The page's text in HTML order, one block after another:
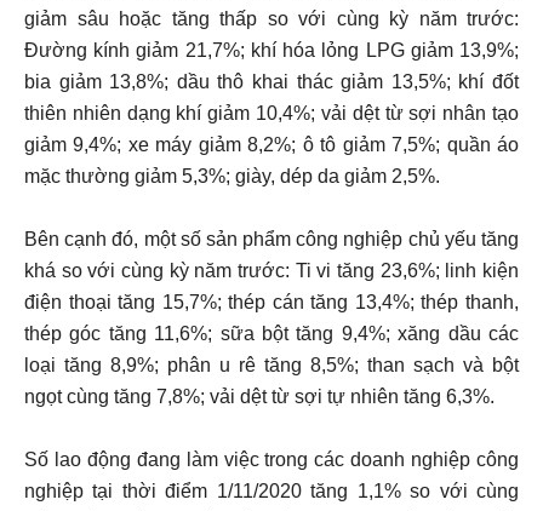
giảm sâu hoặc tăng thấp so với cùng kỳ năm trước:
Đường kính giảm 21,7%; khí hóa lỏng LPG giảm 13,9%;
bia giảm 13,8%; dầu thô khai thác giảm 13,5%; khí đốt
thiên nhiên dạng khí giảm 10,4%; vải dệt từ sợi nhân tạo
giảm 9,4%; xe máy giảm 8,2%; ô tô giảm 7,5%; quần áo
mặc thường giảm 5,3%; giày, dép da giảm 2,5%.
Bên cạnh đó, một số sản phẩm công nghiệp chủ yếu tăng
khá so với cùng kỳ năm trước: Ti vi tăng 23,6%; linh kiện
điện thoại tăng 15,7%; thép cán tăng 13,4%; thép thanh,
thép góc tăng 11,6%; sữa bột tăng 9,4%; xăng dầu các
loại tăng 8,9%; phân u rê tăng 8,5%; than sạch và bột
ngọt cùng tăng 7,8%; vải dệt từ sợi tự nhiên tăng 6,3%.
Số lao động đang làm việc trong các doanh nghiệp công
nghiệp tại thời điểm 1/11/2020 tăng 1,1% so với cùng